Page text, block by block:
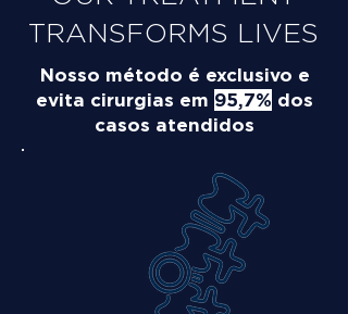
TRANSFORMS LIVES
Nosso método é exclusivo e
evita cirurgias em 95,7% dos
casos atendidos